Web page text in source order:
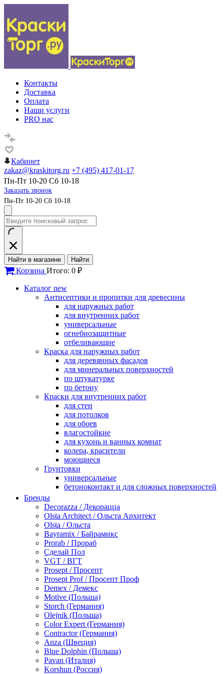
Контакты
Доставка
Оплата
Наши услуги
PRO нас
Кабинет
zakaz@kraskitorg.ru +7 (495) 417-01-17
Пн-Пт 10-20 Сб 10-18
Заказать звонок
Пн-Пт 10-20 Сб 10-18
Найти в магазине Найти
Корзина Итого: 0 ₽
Каталог new
Антисептики и пропитки для древесины
для наружных работ
для внутренних работ
универсальные
огнебиозащитные
отбеливающие
Краска для наружных работ
для деревянных фасадов
для минеральных поверхностей
по штукатурке
по бетону
Краски для внутренних работ
для стен
для потолков
для обоев
влагостойкие
для кухонь и ванных комнат
колера, красители
моющиеся
Грунтовки
универсальные
бетоноконтакт и для сложных поверхностей
по металлу
антикорозийные
под декоративные штукатурки
для гипсокартона
под штукатурку
Герметик
акриловые
силиконовые универсальные, нейтральные
силиконовые санитарные (антигрибковые)
шовные для срубов
для кровли
для каминов
полиуретановые
Декоративные штукатурки и краски
краски для декора, патина
мокрый шелк
венецианские (эффект мрамора)
песок (эффект песчаных вихрей)
декоративная шпаклевка
Бренды
Decorazza / Декорацца
Olsta Architect / Ольста Архитект
Olsta / Ольста
Bayramix / Байрамикс
Prorab / Прораб
Сделай Пол
VGT / ВГТ
Prosept / Просепт
Prosept Prof / Просепт Проф
Demex / Демекс
Motive (Польша)
Storch (Германия)
Olejnik (Польша)
Color Expert (Германия)
Contractor (Германия)
Anza (Швеция)
Blue Dolphin (Польша)
Pavan (Италия)
Korshun (Россия)